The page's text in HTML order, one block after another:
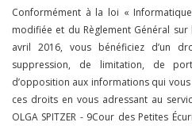
Conformément à la loi «
modifiée et du Règlement Général
avril 2016, vous bénéficiez d’un
suppression, de limitation, de
d’opposition aux informations qui
ces droits en vous adressant au
OLGA SPITZER - 9Cour des Petites